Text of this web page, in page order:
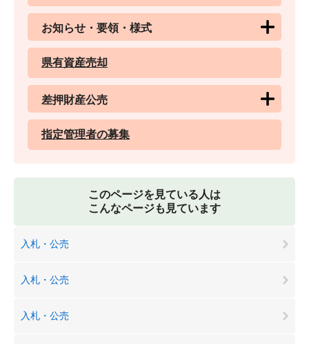
お知らせ・要領・様式
県有資産売却
差押財産公売
指定管理者の募集
このページを見ている人は
こんなページも見ています
入札・公売
入札・公売
入札・公売